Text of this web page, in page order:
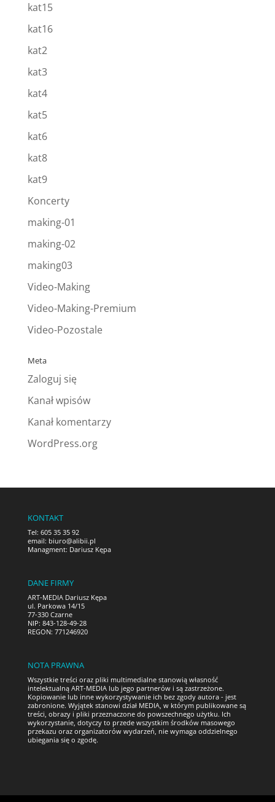
kat15
kat16
kat2
kat3
kat4
kat5
kat6
kat8
kat9
Koncerty
making-01
making-02
making03
Video-Making
Video-Making-Premium
Video-Pozostale
Meta
Zaloguj się
Kanał wpisów
Kanał komentarzy
WordPress.org
KONTAKT
Tel: 605 35 35 92
email: biuro@alibii.pl
Managment: Dariusz Kępa
DANE FIRMY
ART-MEDIA Dariusz Kępa
ul. Parkowa 14/15
77-330 Czarne
NIP: 843-128-49-28
REGON: 771246920
NOTA PRAWNA
Wszystkie treści oraz pliki multimedialne stanowią własność
intelektualną ART-MEDIA lub jego partnerów i są zastrzeżone.
Kopiowanie lub inne wykorzystywanie ich bez zgody autora - jest
zabronione. Wyjątek stanowi dział MEDIA, w którym publikowane są
treści, obrazy i pliki przeznaczone do powszechnego użytku. Ich
wykorzystanie, dotyczy to przede wszystkim środków masowego
przekazu oraz organizatorów wydarzeń, nie wymaga oddzielnego
ubiegania się o zgodę.